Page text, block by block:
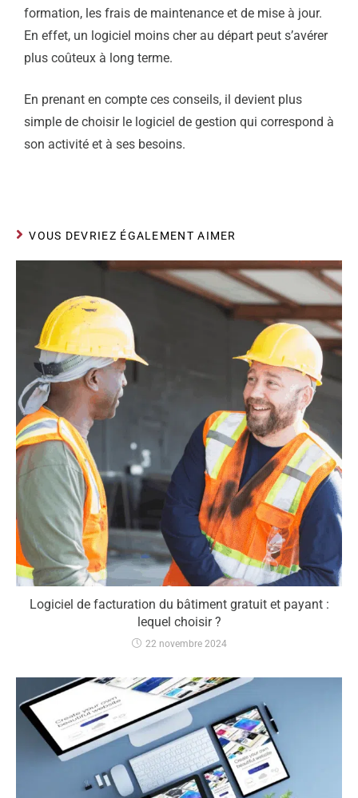
formation, les frais de maintenance et de mise à jour.
En effet, un logiciel moins cher au départ peut s’avérer
plus coûteux à long terme.
En prenant en compte ces conseils, il devient plus
simple de choisir le logiciel de gestion qui correspond à
son activité et à ses besoins.
VOUS DEVRIEZ ÉGALEMENT AIMER
Logiciel de facturation du bâtiment gratuit et payant :
lequel choisir ?
22 novembre 2024